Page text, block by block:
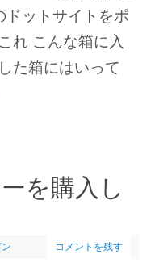
ットサイトをポ
れ こんな箱に入
た箱にはいって
を購入し
コメントを残す